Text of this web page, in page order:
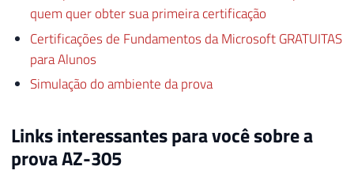
quem quer obter sua primeira certificação
Certificações de Fundamentos da Microsoft GRATUITAS
para Alunos
Simulação do ambiente da prova
Links interessantes para você sobre a
prova AZ-305